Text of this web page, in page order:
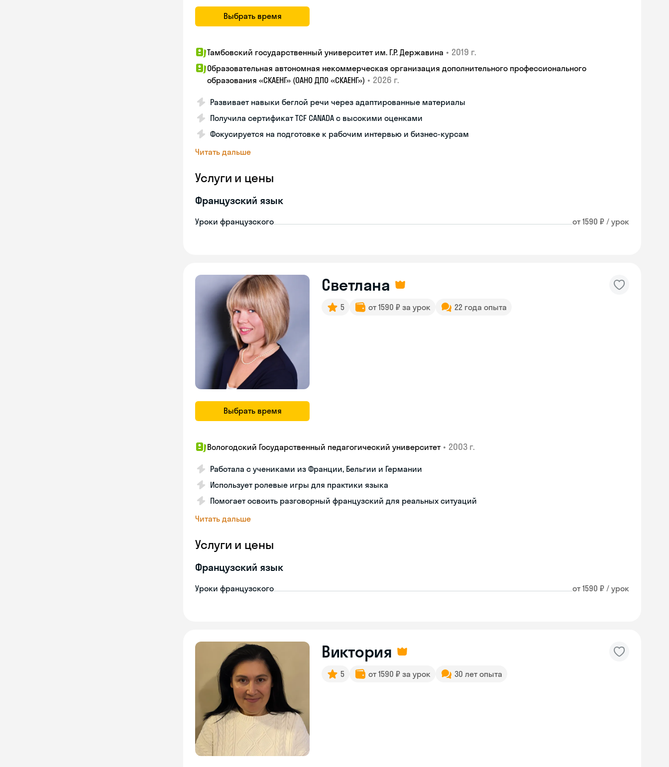
Выбрать время
Тамбовский государственный университет им. Г.Р. Державина • 2019 г.
Образовательная автономная некоммерческая организация дополнительного профессионального
образования «СКАЕНГ» (ОАНО ДПО «СКАЕНГ») • 2026 г.
Развивает навыки беглой речи через адаптированные материалы
Получила сертификат TCF CANADA с высокими оценками
Фокусируется на подготовке к рабочим интервью и бизнес-курсам
Читать дальше
Услуги и цены
Французский язык
Уроки французского от 1590 ₽ / урок
Выбрать время
Светлана
5 от 1590 ₽ за урок 22 года опыта
Вологодский Государственный педагогический университет • 2003 г.
Работала с учениками из Франции, Бельгии и Германии
Использует ролевые игры для практики языка
Помогает освоить разговорный французский для реальных ситуаций
Читать дальше
Услуги и цены
Французский язык
Уроки французского от 1590 ₽ / урок
Виктория
5 от 1590 ₽ за урок 30 лет опыта